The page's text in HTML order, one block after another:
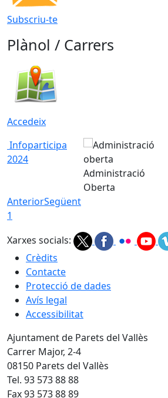
Subscriu-te
Plànol / Carrers
Accedeix
Infoparticipa
2024
Administració
Oberta
AnteriorSegüent
1
Xarxes socials:
Crèdits
Contacte
Protecció de dades
Avís legal
Accessibilitat
Ajuntament de Parets del Vallès
Carrer Major, 2-4
08150 Parets del Vallès
Tel. 93 573 88 88
Fax 93 573 88 89